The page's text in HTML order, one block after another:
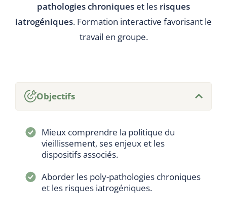
pathologies chroniques et les risques
iatrogéniques. Formation interactive favorisant le
travail en groupe.
Objectifs
Mieux comprendre la politique du
vieillissement, ses enjeux et les
dispositifs associés.
Aborder les poly-pathologies chroniques
et les risques iatrogéniques.